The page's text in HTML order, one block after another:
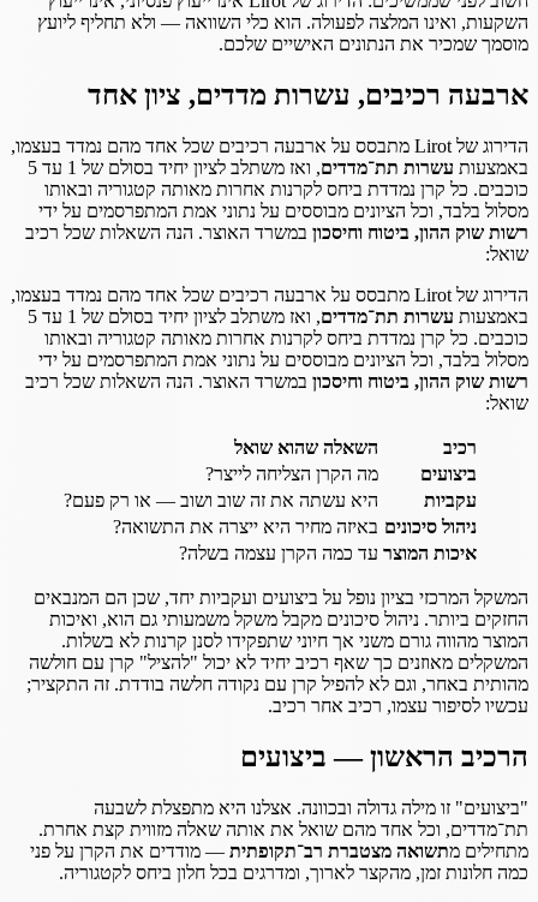
השקעות, ואינו המלצה לפעולה. הוא כלי השוואה — ולא תחליף ליועץ
מוסמך שמכיר את הנתונים האישיים שלכם.
ארבעה רכיבים, עשרות מדדים, ציון אחד
הדירוג של Lirot מתבסס על ארבעה רכיבים שכל אחד מהם נמדד בעצמו,
באמצעות עשרות תת־מדדים
, ואז משתלב לציון יחיד בסולם של 1 עד 5
כוכבים. כל קרן נמדדת ביחס לקרנות אחרות מאותה קטגוריה ובאותו
מסלול בלבד, וכל הציונים מבוססים על נתוני אמת המתפרסמים על ידי
רשות שוק ההון, ביטוח וחיסכון במשרד האוצר. הנה השאלות שכל רכיב
שואל:
הדירוג של Lirot מתבסס על ארבעה רכיבים שכל אחד מהם נמדד בעצמו,
באמצעות עשרות תת־מדדים
, ואז משתלב לציון יחיד בסולם של 1 עד 5
כוכבים. כל קרן נמדדת ביחס לקרנות אחרות מאותה קטגוריה ובאותו
מסלול בלבד, וכל הציונים מבוססים על נתוני אמת המתפרסמים על ידי
רשות שוק ההון, ביטוח וחיסכון במשרד האוצר. הנה השאלות שכל רכיב
שואל:
רכיב
השאלה שהוא שואל
ביצועים
מה הקרן הצליחה לייצר?
עקביות
היא עשתה את זה שוב ושוב — או רק פעם?
ניהול סיכונים באיזה מחיר היא ייצרה את התשואה?
איכות המוצר עד כמה הקרן עצמה בשלה?
המשקל המרכזי בציון נופל על ביצועים ועקביות יחד, שכן הם המנבאים
החזקים ביותר. ניהול סיכונים מקבל משקל משמעותי גם הוא, ואיכות
המוצר מהווה גורם משני אך חיוני שתפקידו לסנן קרנות לא בשלות.
המשקלים מאוזנים כך שאף רכיב יחיד לא יכול "להציל" קרן עם חולשה
מהותית באחר, וגם לא להפיל קרן עם נקודה חלשה בודדת. זה התקציר;
עכשיו לסיפור עצמו, רכיב אחר רכיב.
הרכיב הראשון — ביצועים
"ביצועים" זו מילה גדולה ובכוונה. אצלנו היא מתפצלת לשבעה
תת־מדדים, וכל אחד מהם שואל את אותה שאלה מזווית קצת אחרת.
מתחילים מתשואה מצטברת רב־תקופתית — מודדים את הקרן על פני
כמה חלונות זמן, מהקצר לארוך, ומדרגים בכל חלון ביחס לקטגוריה.